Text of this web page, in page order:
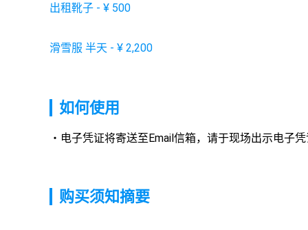
出租靴子 - ¥ 500
滑雪服 半天 - ¥ 2,200
如何使用
电子凭证将寄送至Email信箱，请于现场出示电子
购买须知摘要